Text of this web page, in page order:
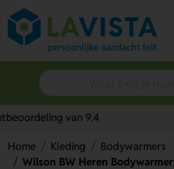
Home Kleding
Bodywarmers
Wilson BW Heren